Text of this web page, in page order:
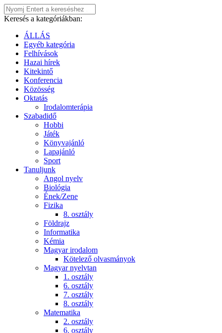
Keresés a kategóriákban:
ÁLLÁS
Egyéb kategória
Felhívások
Hazai hírek
Kitekintő
Konferencia
Közösség
Oktatás
Irodalomterápia
Szabadidő
Hobbi
Játék
Könyvajánló
Lapajánló
Sport
Tanuljunk
Angol nyelv
Biológia
Ének/Zene
Fizika
8. osztály
Földrajz
Informatika
Kémia
Magyar irodalom
Kötelező olvasmányok
Magyar nyelvtan
1. osztály
6. osztály
7. osztály
8. osztály
Matematika
2. osztály
6. osztály